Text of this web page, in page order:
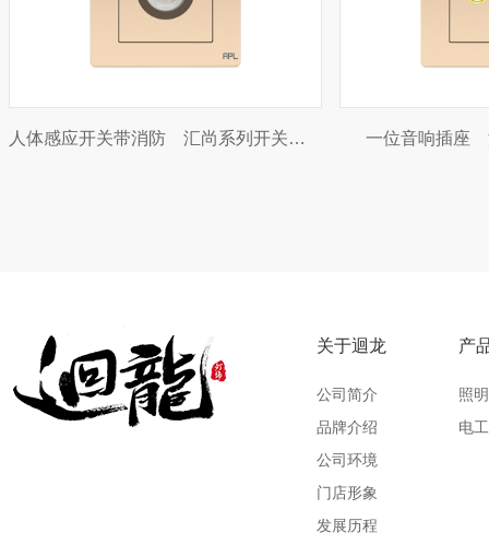
人体感应开关带消防 汇尚系列开关插座 一位音响插座
关于迴龙
公司简介
品牌介绍
公司环境
门店形象
发展历程
产
照
电